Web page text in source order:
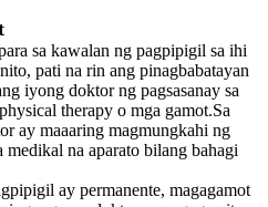
sa kawalan ng pagpipigil sa ihi
pati na rin ang pinagbabatayan
iyong doktor ng pagsasanay sa
therapy o mga gamot.Sa
ay maaaring magmungkahi ng
na aparato bilang bahagi
ay permanente, magagamot